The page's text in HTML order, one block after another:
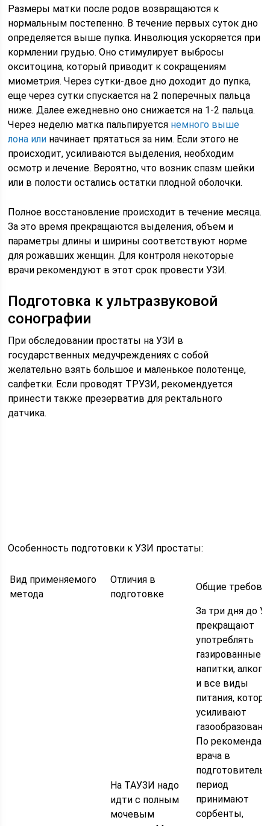
Размеры матки после родов возвращаются к
нормальным постепенно. В течение первых суток дно
определяется выше пупка. Инволюция ускоряется при
кормлении грудью. Оно стимулирует выбросы
окситоцина, который приводит к сокращениям
миометрия. Через сутки-двое дно доходит до пупка,
еще через сутки спускается на 2 поперечных пальца
ниже. Далее ежедневно оно снижается на 1-2 пальца.
Через неделю матка пальпируется немного выше
лона или начинает прятаться за ним. Если этого не
происходит, усиливаются выделения, необходим
осмотр и лечение. Вероятно, что возник спазм шейки
или в полости остались остатки плодной оболочки.
Полное восстановление происходит в течение месяца.
За это время прекращаются выделения, объем и
параметры длины и ширины соответствуют норме
для рожавших женщин. Для контроля некоторые
врачи рекомендуют в этот срок провести УЗИ.
Подготовка к ультразвуковой
сонографии
При обследовании простаты на УЗИ в
государственных медучреждениях с собой
желательно взять большое и маленькое полотенце,
салфетки. Если проводят ТРУЗИ, рекомендуется
принести также презерватив для ректального
датчика.
Особенность подготовки к УЗИ простаты:
Вид применяемого
метода
Отличия в
подготовке
Общие
На ТАУЗИ надо
идти с полным
мочевым
За три дня до
прекращают
употреблять
газированные
напитки,
и все виды
питания,
усиливают
По
врача в
период
принимают
сорбенты,